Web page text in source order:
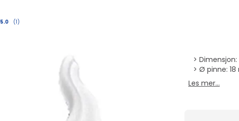
Gjennomsnittskarakter:
5.0 (stemmer:
1)
Dimensjon:
Ø pinne:
Les mer...